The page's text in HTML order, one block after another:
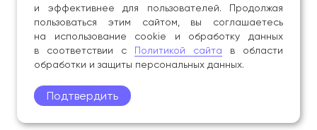
специальностей:
53.04.02Вокальное искусство.
Академическое пение
Код/ШифрНаименование профессии,
и эффективнее для пользователей. Продолжая
пользоваться этим сайтом, вы соглашаетесь
на использование cookie и обработку данных
в соответствии с Политикой сайта в области
обработки и защиты персональных данных.
Подтвердить